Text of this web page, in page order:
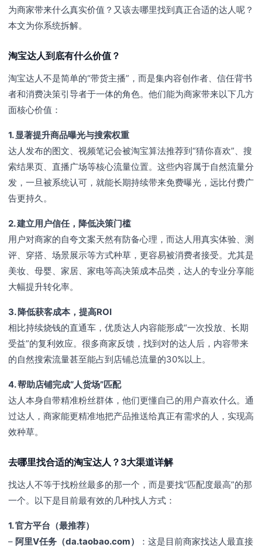
为商家带来什么真实价值？又该去哪里找到真正合适的达人呢？
本文为你系统拆解。
淘宝达人到底有什么价值？
淘宝达人不是简单的“带货主播”，而是集内容创作者、信任背书
者和消费决策引导者于一体的角色。他们能为商家带来以下几方
面核心价值：
1. 显著提升商品曝光与搜索权重
达人发布的图文、视频笔记会被淘宝算法推荐到“猜你喜欢”、搜
索结果页、直播广场等核心流量位置。这些内容属于自然流量分
发，一旦被系统认可，就能长期持续带来免费曝光，远比付费广
告更持久。
2. 建立用户信任，降低决策门槛
用户对商家的自夸文案天然有防备心理，而达人用真实体验、测
评、穿搭、场景展示等方式种草，更容易被消费者接受。尤其是
美妆、母婴、家居、家电等高决策成本品类，达人的专业分享能
大幅提升转化率。
3. 降低获客成本，提高ROI
相比持续烧钱的直通车，优质达人内容能形成“一次投放、长期
受益”的复利效应。很多商家反馈，找到对的达人后，内容带来
的自然搜索流量甚至能占到店铺总流量的30%以上。
4. 帮助店铺完成“人货场”匹配
达人本身自带精准粉丝群体，他们更懂自己的用户喜欢什么。通
过达人，商家能更精准地把产品推送给真正有需求的人，实现高
效种草。
去哪里找合适的淘宝达人？3大渠道详解
找达人不等于找粉丝最多的那一个，而是要找“匹配度最高”的那
一个。以下是目前最有效的几种找人方式：
1. 官方平台（最推荐）
– 阿里V任务（da.taobao.com）
：这是目前商家找达人最直接